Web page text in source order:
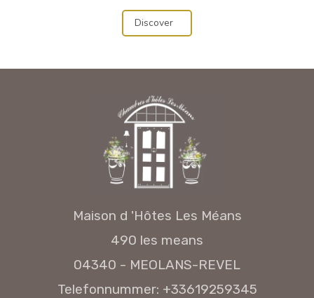
Discover
Maison d 'Hôtes Les Méans
490 les means
04340 - MEOLANS-REVEL
Telefonnummer: +33619259345